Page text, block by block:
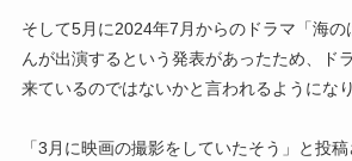
そして5月に2024年7月からのドラマ「海の
んが出演するという発表があったため、ド
来ているのではないかと言われるようになり
「3月に映画の撮影をしていたそう」と投